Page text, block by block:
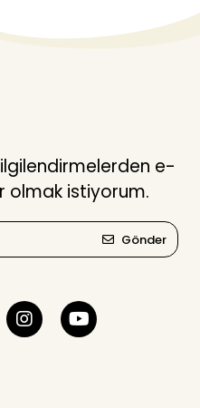
e-
olmak istiyorum.
Gönder